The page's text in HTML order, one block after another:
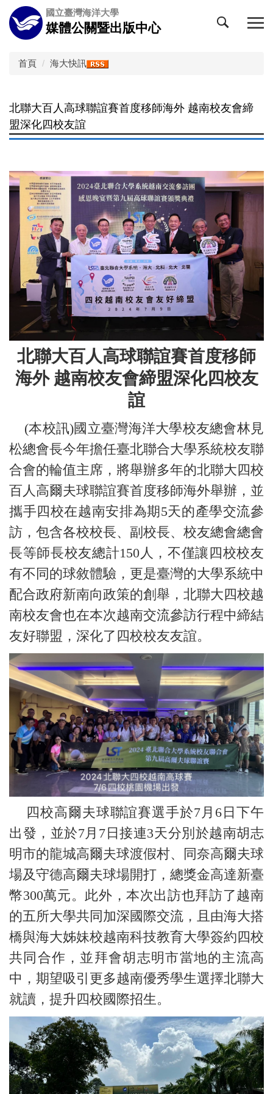
跳
到
主
國立臺灣海洋大學
媒體公關暨出版中心
首頁 海大快訊
北聯大百人高球聯誼賽首度移師海外 越南校友會締
盟深化四校友誼
北聯大百人高球聯誼賽首度移師
海外 越南校友會締盟深化四校友
誼
(本校訊)國立臺灣海洋大學校友總會林見
松總會長今年擔任臺北聯合大學系統校友聯
合會的輪值主席，將舉辦多年的北聯大四校
百人高爾夫球聯誼賽首度移師海外舉辦，並
攜手四校在越南安排為期5天的產學交流參
訪，包含各校校長、副校長、校友總會總會
長等師長校友總計150人，不僅讓四校校友
有不同的球敘體驗，更是臺灣的大學系統中
配合政府新南向政策的創舉，北聯大四校越
南校友會也在本次越南交流參訪行程中締結
友好聯盟 ，深化了四校校友友誼。
四校高爾夫球聯誼賽選手於7月6日下午
出發，並於7月7日接連3天分別於越南胡志
明市的龍城高爾夫球渡假村、同奈高爾夫球
場及守德高爾夫球場開打，總獎金高達新臺
幣300萬元。此外，本次出訪也拜訪了越南
的五所大學共同加深國際交流，且由海大搭
橋與海大姊妹校越南科技教育大學簽約四校
共同合作，並拜會胡志明市當地的主流高
中，期望吸引更多越南優秀學生選擇北聯大
就讀，提升四校國際招生。